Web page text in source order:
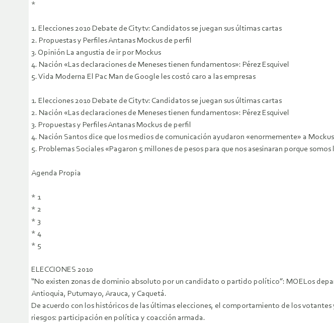
*
1. Elecciones 2010 Debate de Citytv: Candidatos se juegan sus últimas cartas
2. Propuestas y Perfiles Antanas Mockus de perfil
3. Opinión La angustia de ir por Mockus
4. Nación «Las declaraciones de Meneses tienen fundamentos»: Pérez Esquivel
5. Vida Moderna El Pac Man de Google les costó caro a las empresas
1. Elecciones 2010 Debate de Citytv: Candidatos se juegan sus últimas cartas
2. Nación «Las declaraciones de Meneses tienen fundamentos»: Pérez Esquivel
3. Propuestas y Perfiles Antanas Mockus de perfil
4. Nación Santos dice que los medios de comunicación ayudaron «enormemente» a Mockus
5. Problemas Sociales «Pagaron 5 millones de pesos para que nos asesinaran porque
Agenda Propia
* 1
* 2
* 3
* 4
* 5
ELECCIONES 2010
“No existen zonas de dominio absoluto por un candidato o partido político”: MOELos
Antioquia, Putumayo, Arauca, y Caquetá.
De acuerdo con los históricos de las últimas elecciones, el comportamiento de los
riesgos: participación en política y coacción armada.